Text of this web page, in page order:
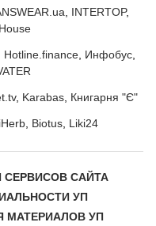
INTERTOP
House
Hotline.finance Инфобус
Karabas Книгарня "Є"
iHerb Biotus Liki24
САЙТА
УП
МАТЕРИАЛОВ УП